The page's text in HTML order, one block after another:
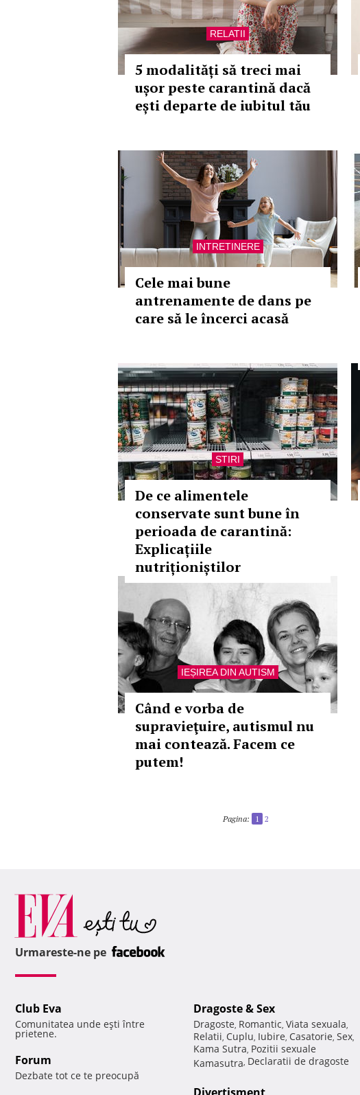
RELATII
5 modalități să treci mai
ușor peste carantină dacă
ești departe de iubitul tău
INTRETINERE
Cele mai bune
antrenamente de dans pe
care să le încerci acasă
STIRI
De ce alimentele
conservate sunt bune în
perioada de carantină:
Explicațiile
nutriționiștilor
IEȘIREA DIN AUTISM
Când e vorba de
supravieţuire, autismul nu
mai contează. Facem ce
putem!
Pagina: 1 2
Urmareste-ne pe
Club Eva
Comunitatea unde eşti între
prietene.
Forum
Dezbate tot ce te preocupă
Dragoste & Sex
Dragoste, Romantic, Viata sexuala,
Relatii, Cuplu, Iubire, Casatorie, Sex,
Kama Sutra, Pozitii sexuale
Kamasutra, Declaratii de dragoste